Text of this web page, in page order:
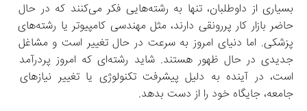
بسیاری از داوطلبان، تنها به رشته‌هایی فکر می‌کنند که در حال
حاضر بازار کار پررونقی دارند، مثل مهندسی کامپیوتر یا رشته‌های
پزشکی. اما دنیای امروز به سرعت در حال تغییر است و مشاغل
جدیدی در حال ظهور هستند. شاید رشته‌ای که امروز پردرآمد
است، در آینده به دلیل پیشرفت تکنولوژی یا تغییر نیازهای
جامعه، جایگاه خود را از دست بدهد.